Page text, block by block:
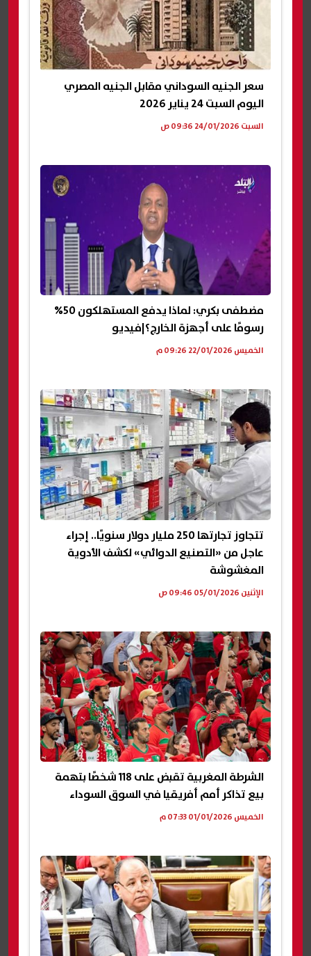
سعر الجنيه السوداني مقابل الجنيه المصري
اليوم السبت 24 يناير 2026
السبت 24/01/2026 09:36 ص
مضطفى بكري: لماذا يدفع المستهلكون 50%
رسومًا على أجهزة الخارج؟|فيديو
الخميس 22/01/2026 09:26 م
تتجاوز تجارتها 250 مليار دولار سنويًا.. إجراء
عاجل من «التصنيع الدوائي» لكشف الأدوية
المغشوشة
الإثنين 05/01/2026 09:46 ص
الشرطة المغربية تقبض على 118 شخصًا بتهمة
بيع تذاكر أمم أفريقيا في السوق السوداء
الخميس 01/01/2026 07:33 م